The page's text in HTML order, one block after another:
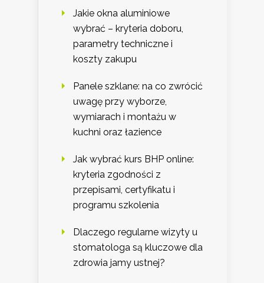
Jakie okna aluminiowe
wybrać – kryteria doboru,
parametry techniczne i
koszty zakupu
Panele szklane: na co zwrócić
uwagę przy wyborze,
wymiarach i montażu w
kuchni oraz łazience
Jak wybrać kurs BHP online:
kryteria zgodności z
przepisami, certyfikatu i
programu szkolenia
Dlaczego regularne wizyty u
stomatologa są kluczowe dla
zdrowia jamy ustnej?